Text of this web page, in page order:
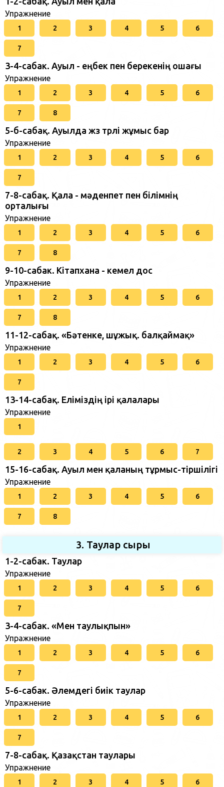
Упражнение
1 2 3 4 5 6
7
3-4-сабак. Ауыл - еңбек пен берекенің ошағы
Упражнение
1 2 3 4 5 6
7 8
5-б-сабақ. Ауылда жүз түрлі жұмыс бар
Упражнение
1 2 3 4 5 6
7
7-8-сабақ. Қала - мәденпет пен білімнің
орталығы
Упражнение
1 2 3 4 5 6
7 8
9-10-сабак. Кітапхана - кемел дос
Упражнение
1 2 3 4 5 6
7 8
11-12-сабақ. «Бәтенке, шұжық. балқаймақ»
Упражнение
1 2 3 4 5 6
7
13-14-сабақ. Еліміздің ірі қалалары
Упражнение
1
2 3 4 5 6 7
15-16-сабақ. Ауыл мен қаланың тұрмыс-тіршілігі
Упражнение
1 2 3 4 5 6
7 8
3. Таулар сыры
1-2-сабак. Таулар
Упражнение
1 2 3 4 5 6
7
3-4-сабак. «Мен таулықпын»
Упражнение
1 2 3 4 5 6
7
5-6-сабак. Әлемдегі биік таулар
Упражнение
1 2 3 4 5 6
7
7-8-сабақ. Қазақстан таулары
Упражнение
1 2 3 4 5 6